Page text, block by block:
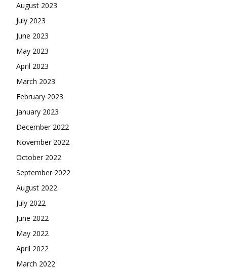
August 2023
July 2023
June 2023
May 2023
April 2023
March 2023
February 2023
January 2023
December 2022
November 2022
October 2022
September 2022
August 2022
July 2022
June 2022
May 2022
April 2022
March 2022